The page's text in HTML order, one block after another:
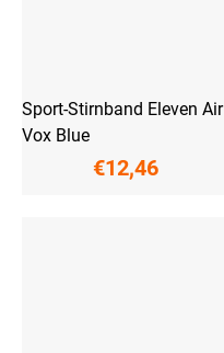
Sport-Stirnband Eleven Air
Vox Blue
€12,46